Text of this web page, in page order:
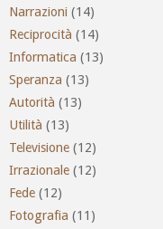
Narrazioni (14)
Reciprocità (14)
Informatica (13)
Speranza (13)
Autorità (13)
Utilità (13)
Televisione (12)
Irrazionale (12)
Fede (12)
Fotografia (11)